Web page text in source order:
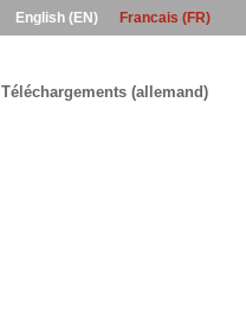
English (EN) Francais (FR)
Téléchargements (allemand)